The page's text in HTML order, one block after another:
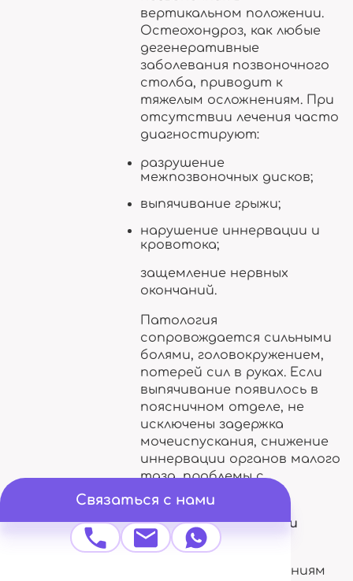
вертикальном положении.
Остеохондроз, как любые
дегенеративные
заболевания позвоночного
столба, приводит к
тяжелым осложнениям. При
отсутствии лечения часто
диагностируют:
разрушение
межпозвоночных дисков;
выпячивание грыжи;
нарушение иннервации и
кровотока;
защемление нервных
окончаний.
Патология
сопровождается сильными
болями, головокружением,
потерей сил в руках. Если
выпячивание появилось в
поясничном отделе, не
исключены задержка
мочеиспускания, снижение
иннервации органов малого
таза, проблемы с
дефекацией.
Методы диагностики
Гиподинамия часто
приводит к заболеваниям
Связаться с нами